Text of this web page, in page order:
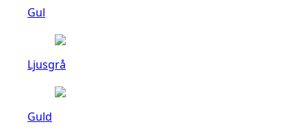
Gul
Ljusgrå
Guld